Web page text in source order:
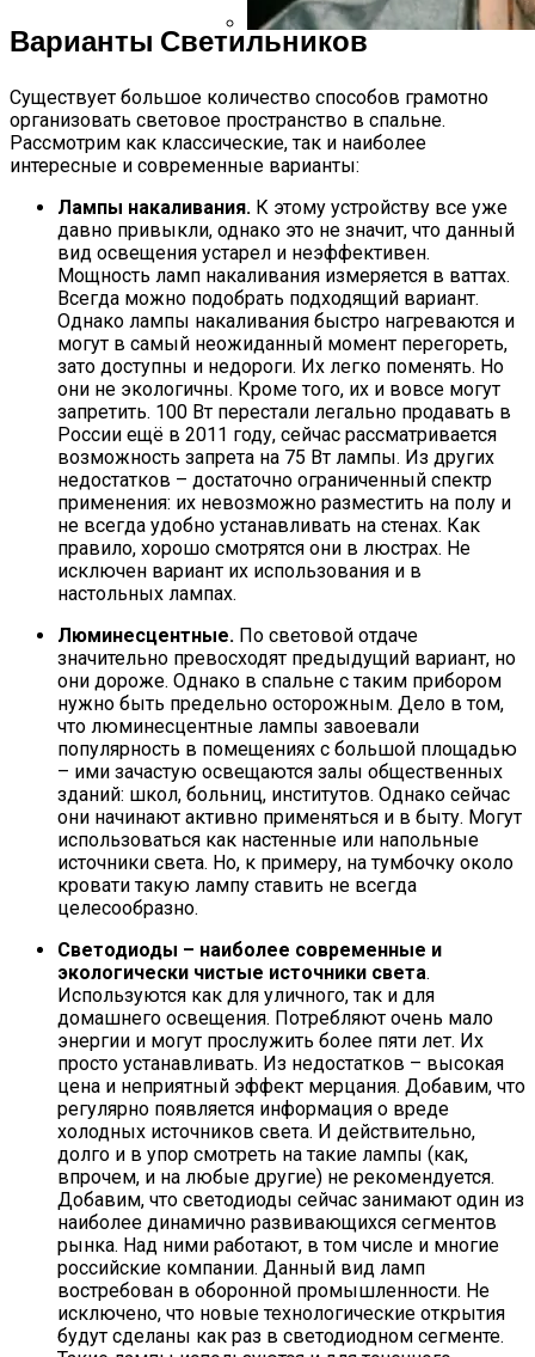
Варианты Светильников
Существует большое количество способов грамотно
организовать световое пространство в спальне.
Рассмотрим как классические, так и наиболее
интересные и современные варианты:
Лампы накаливания. К этому устройству все уже
давно привыкли, однако это не значит, что данный
вид освещения устарел и неэффективен.
Мощность ламп накаливания измеряется в ваттах.
Всегда можно подобрать подходящий вариант.
Однако лампы накаливания быстро нагреваются и
могут в самый неожиданный момент перегореть,
зато доступны и недороги. Их легко поменять. Но
они не экологичны. Кроме того, их и вовсе могут
запретить. 100 Вт перестали легально продавать в
России ещё в 2011 году, сейчас рассматривается
возможность запрета на 75 Вт лампы. Из других
недостатков – достаточно ограниченный спектр
применения: их невозможно разместить на полу и
не всегда удобно устанавливать на стенах. Как
правило, хорошо смотрятся они в люстрах. Не
исключен вариант их использования и в
настольных лампах.
Люминесцентные. По световой отдаче
значительно превосходят предыдущий вариант, но
они дороже. Однако в спальне с таким прибором
нужно быть предельно осторожным. Дело в том,
что люминесцентные лампы завоевали
популярность в помещениях с большой площадью
– ими зачастую освещаются залы общественных
зданий: школ, больниц, институтов. Однако сейчас
они начинают активно применяться и в быту. Могут
использоваться как настенные или напольные
источники света. Но, к примеру, на тумбочку около
кровати такую лампу ставить не всегда
целесообразно.
Светодиоды – наиболее современные и
экологически чистые источники света.
Используются как для уличного, так и для
домашнего освещения. Потребляют очень мало
энергии и могут прослужить более пяти лет. Их
просто устанавливать. Из недостатков – высокая
цена и неприятный эффект мерцания. Добавим, что
регулярно появляется информация о вреде
холодных источников света. И действительно,
долго и в упор смотреть на такие лампы (как,
впрочем, и на любые другие) не рекомендуется.
Добавим, что светодиоды сейчас занимают один из
наиболее динамично развивающихся сегментов
рынка. Над ними работают, в том числе и многие
российские компании. Данный вид ламп
востребован в оборонной промышленности. Не
исключено, что новые технологические открытия
будут сделаны как раз в светодиодном сегменте.